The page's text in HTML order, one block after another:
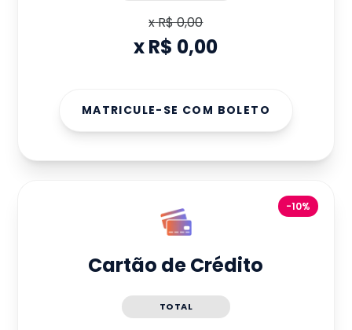
xR$ 0,00
xR$ 0,00
MATRICULE-SE COM BOLETO
-10%
Cartão de Crédito
TOTAL